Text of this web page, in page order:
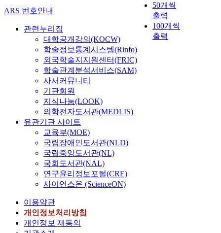
50개씩
출력
100개씩
출력
ARS 번호안내
관련누리집
대학공개강의(KOCW)
학술정보통계시스템(Rinfo)
외국학술지지원센터(FRIC)
학술관계분석서비스(SAM)
사서커뮤니티
기관회원
지식나눔(LOOK)
의학전자도서관(MEDLIS)
유관기관 사이트
교육부(MOE)
국립장애인도서관(NLD)
국립중앙도서관(NL)
국회도서관(NAL)
연구윤리정보포털(CRE)
사이언스온 (ScienceON)
이용약관
개인정보처리방침
개인정보 재동의